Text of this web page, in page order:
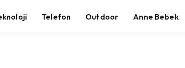
Telefon Outdoor Anne Bebek